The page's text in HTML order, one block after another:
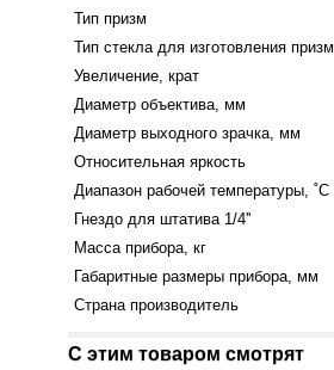
Тип призм
Тип стекла для изготовления призм
Увеличение, крат
Диаметр объектива, мм
Диаметр выходного зрачка, мм
Относительная яркость
Диапазон рабочей температуры, ˚С
Гнездо для штатива 1/4''
Масса прибора, кг
Габаритные размеры прибора, мм
Страна производитель
С этим товаром смотрят